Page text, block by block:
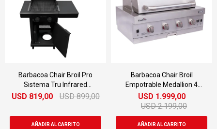
Barbacoa Chair Broil Pro
Sistema Tru Infrared
Encendido
USD 819,00 USD 899,00
Barbacoa Chair Broil
Empotrable Medallion 4
Quemadores
USD 1.999,00
USD 2.199,00